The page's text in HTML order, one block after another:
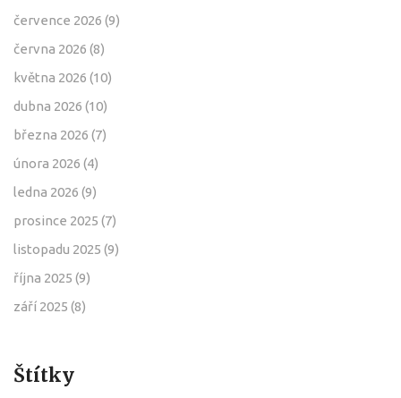
července 2026 (9)
června 2026 (8)
května 2026 (10)
dubna 2026 (10)
března 2026 (7)
února 2026 (4)
ledna 2026 (9)
prosince 2025 (7)
listopadu 2025 (9)
října 2025 (9)
září 2025 (8)
Štítky